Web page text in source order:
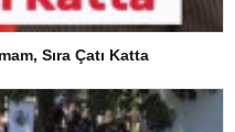
Sıra Çatı Katta